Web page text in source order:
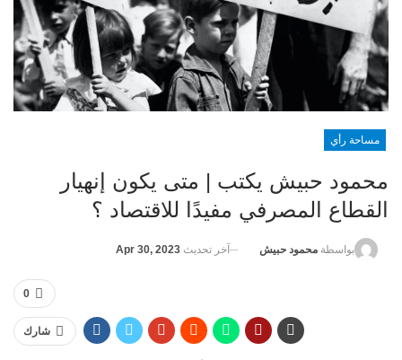
مساحة رأي
محمود حبيش يكتب | متى يكون إنهيار
القطاع المصرفي مفيدًا للاقتصاد ؟
بواسطة محمود حبيش آخر تحديث Apr 30, 2023
0
شارك